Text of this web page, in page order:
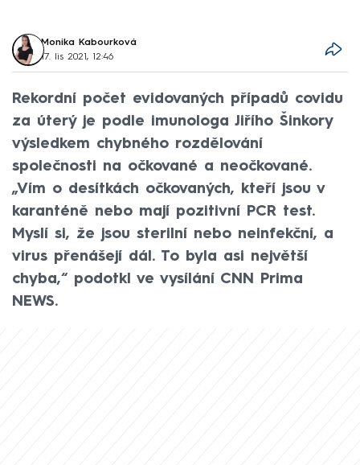
Monika Kabourková
17. lis 2021, 12:46
Rekordní počet evidovaných případů covidu
za úterý je podle imunologa Jiřího Šinkory
výsledkem chybného rozdělování
společnosti na očkované a neočkované.
„Vím o desítkách očkovaných, kteří jsou v
karanténě nebo mají pozitivní PCR test.
Myslí si, že jsou sterilní nebo neinfekční, a
virus přenášejí dál. To byla asi největší
chyba,“ podotkl ve vysílání CNN Prima
NEWS.